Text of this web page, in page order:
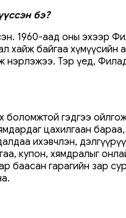
бэ?
1960-аад оны эхээр
хайж байгаа
нэрлэжээ. Тэр үед,
боломжтой гэдгээ
цахилгаан
ихэвчлэн,
купон, хямдралыг
баасан гарагийн зар